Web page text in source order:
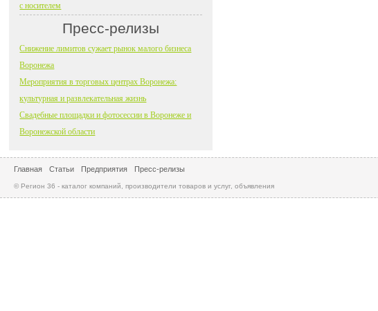
с носителем
Пресс-релизы
Снижение лимитов сужает рынок малого бизнеса
Воронежа
Мероприятия в торговых центрах Воронежа:
культурная и развлекательная жизнь
Свадебные площадки и фотосессии в Воронеже и
Воронежской области
Главная Статьи Предприятия Пресс-релизы
© Регион 36 - каталог компаний, производители товаров и услуг, объявления